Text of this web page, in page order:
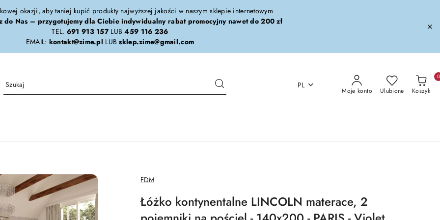
okazji, aby taniej kupić produkty najwyższej jakości w naszym sklepie internetowym
do Nas – przygotujemy dla Ciebie indywidualny rabat promocyjny nawet do 200 zł
TEL. 691 913 157LUB459 116 236
EMAIL: kontakt@zime.pl LUBsklep.zime@gmail.com
PL
Moje konto Ulubione Koszyk
0
NAZWA
PRODUCENTA:
FDM
Łóżko kontynentalne LINCOLN materace, 2